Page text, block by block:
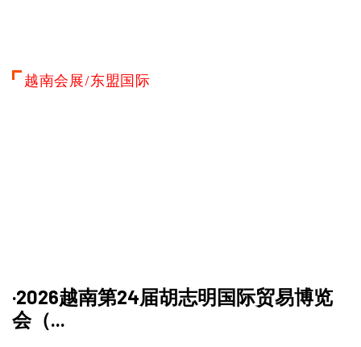
越南会展/东盟国际
·2026越南第24届胡志明国际贸易博览
会（...